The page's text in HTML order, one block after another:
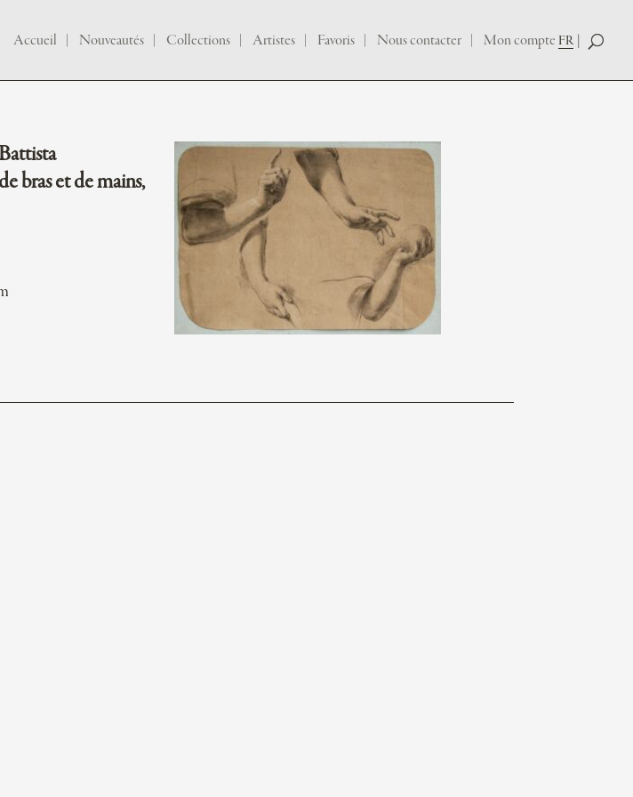
Accueil Nouveautés Collections Artistes Favoris Nous contacter Mon compte FR
bras et de mains,